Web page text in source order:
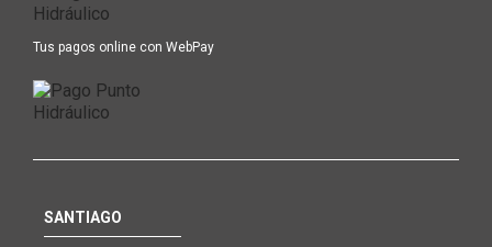
Tus pagos online con WebPay
SANTIAGO